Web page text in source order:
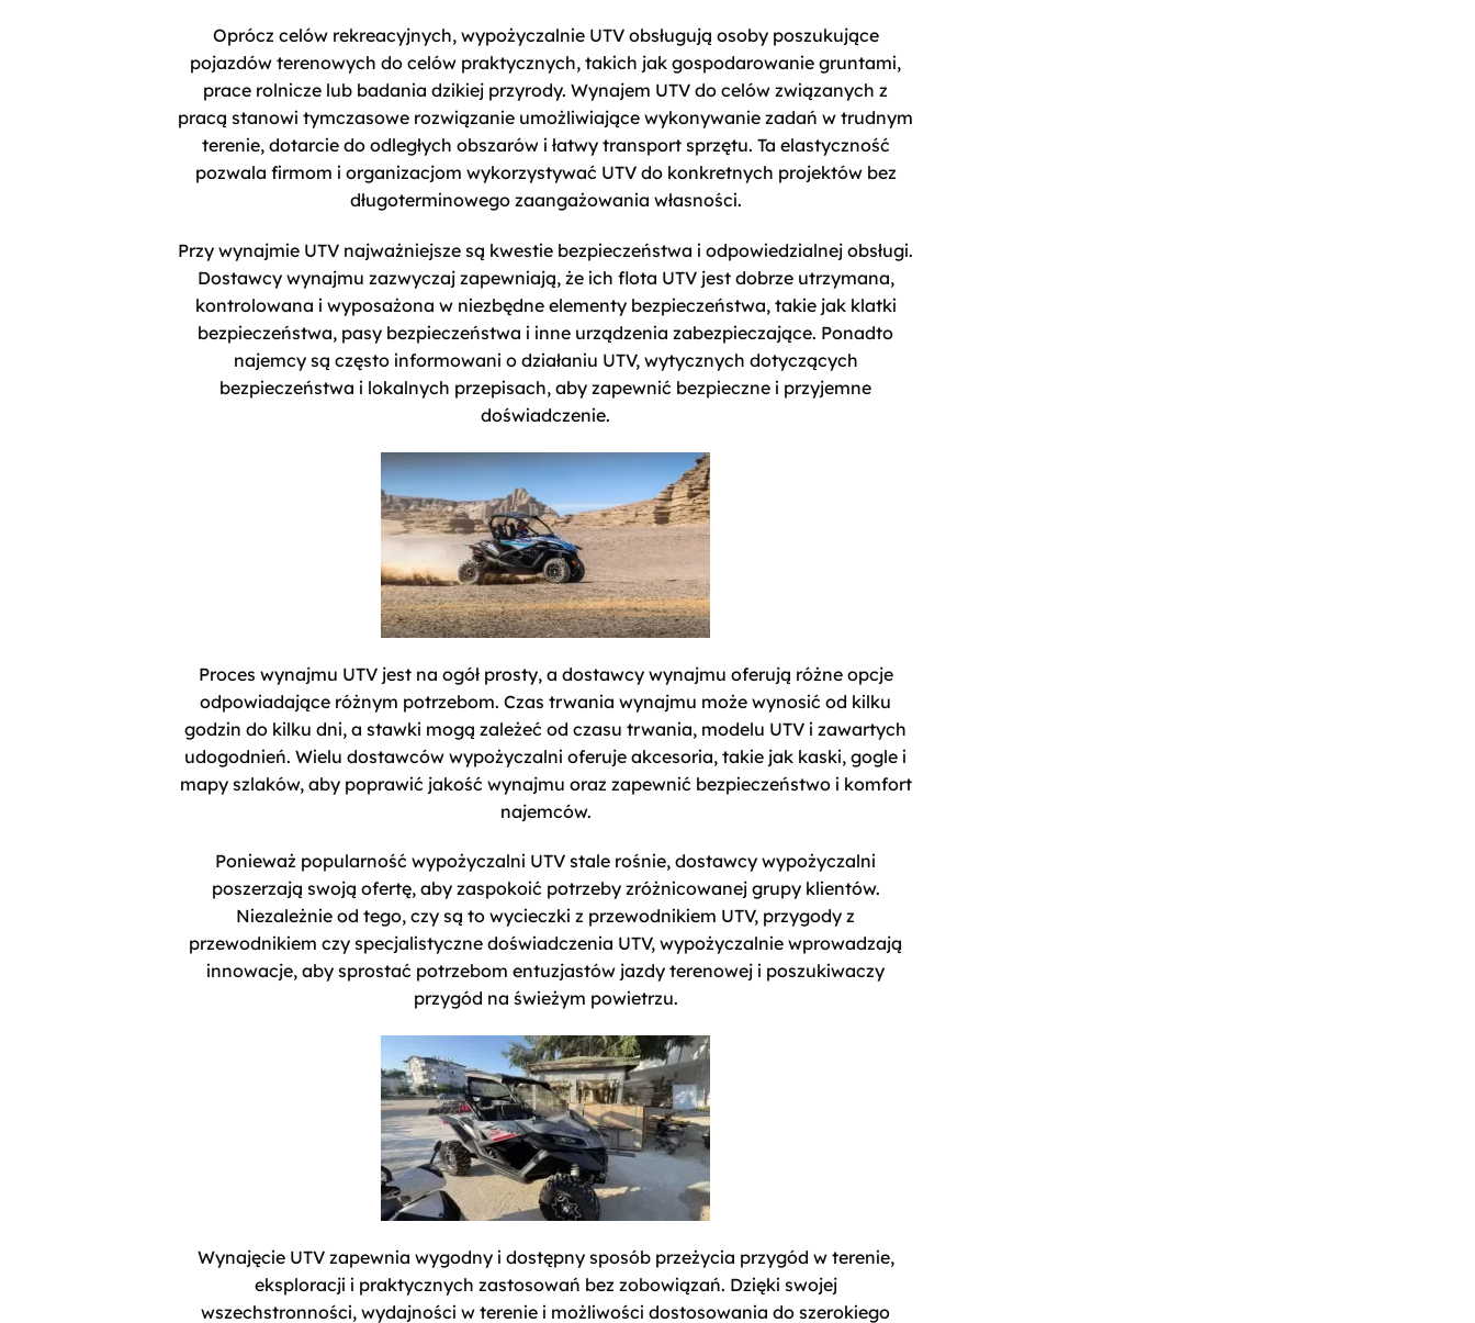
Oprócz celów rekreacyjnych, wypożyczalnie UTV obsługują osoby poszukujące
pojazdów terenowych do celów praktycznych, takich jak gospodarowanie gruntami,
prace rolnicze lub badania dzikiej przyrody. Wynajem UTV do celów związanych z
pracą stanowi tymczasowe rozwiązanie umożliwiające wykonywanie zadań w trudnym
terenie, dotarcie do odległych obszarów i łatwy transport sprzętu. Ta elastyczność
pozwala firmom i organizacjom wykorzystywać UTV do konkretnych projektów bez
długoterminowego zaangażowania własności.
Przy wynajmie UTV najważniejsze są kwestie bezpieczeństwa i odpowiedzialnej obsługi.
Dostawcy wynajmu zazwyczaj zapewniają, że ich flota UTV jest dobrze utrzymana,
kontrolowana i wyposażona w niezbędne elementy bezpieczeństwa, takie jak klatki
bezpieczeństwa, pasy bezpieczeństwa i inne urządzenia zabezpieczające. Ponadto
najemcy są często informowani o działaniu UTV, wytycznych dotyczących
bezpieczeństwa i lokalnych przepisach, aby zapewnić bezpieczne i przyjemne
doświadczenie.
Proces wynajmu UTV jest na ogół prosty, a dostawcy wynajmu oferują różne opcje
odpowiadające różnym potrzebom. Czas trwania wynajmu może wynosić od kilku
godzin do kilku dni, a stawki mogą zależeć od czasu trwania, modelu UTV i zawartych
udogodnień. Wielu dostawców wypożyczalni oferuje akcesoria, takie jak kaski, gogle i
mapy szlaków, aby poprawić jakość wynajmu oraz zapewnić bezpieczeństwo i komfort
najemców.
Ponieważ popularność wypożyczalni UTV stale rośnie, dostawcy wypożyczalni
poszerzają swoją ofertę, aby zaspokoić potrzeby zróżnicowanej grupy klientów.
Niezależnie od tego, czy są to wycieczki z przewodnikiem UTV, przygody z
przewodnikiem czy specjalistyczne doświadczenia UTV, wypożyczalnie wprowadzają
innowacje, aby sprostać potrzebom entuzjastów jazdy terenowej i poszukiwaczy
przygód na świeżym powietrzu.
Wynajęcie UTV zapewnia wygodny i dostępny sposób przeżycia przygód w terenie,
eksploracji i praktycznych zastosowań bez zobowiązań. Dzięki swojej
wszechstronności, wydajności w terenie i możliwości dostosowania do szerokiego